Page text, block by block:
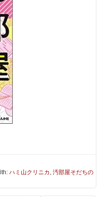
ハミ山クリニカ ,汚部屋そだちの